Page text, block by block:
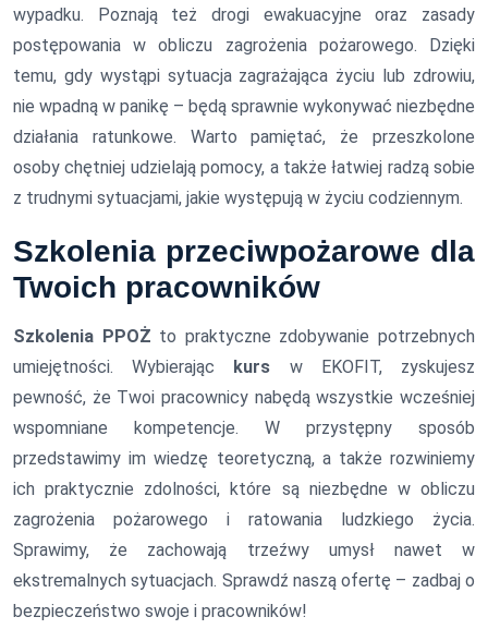
wypadku. Poznają też drogi ewakuacyjne oraz zasady
postępowania w obliczu zagrożenia pożarowego. Dzięki
temu, gdy wystąpi sytuacja zagrażająca życiu lub zdrowiu,
nie wpadną w panikę – będą sprawnie wykonywać niezbędne
działania ratunkowe. Warto pamiętać, że przeszkolone
osoby chętniej udzielają pomocy, a także łatwiej radzą sobie
z trudnymi sytuacjami, jakie występują w życiu codziennym.
Szkolenia przeciwpożarowe dla
Twoich pracowników
Szkolenia PPOŻ to praktyczne zdobywanie potrzebnych
umiejętności. Wybierając
kurs w EKOFIT, zyskujesz
pewność, że Twoi pracownicy nabędą wszystkie wcześniej
wspomniane kompetencje. W przystępny sposób
przedstawimy im wiedzę teoretyczną, a także rozwiniemy
ich praktycznie zdolności, które są niezbędne w obliczu
zagrożenia pożarowego i ratowania ludzkiego życia.
Sprawimy, że zachowają trzeźwy umysł nawet w
ekstremalnych sytuacjach. Sprawdź naszą ofertę – zadbaj o
bezpieczeństwo swoje i pracowników!